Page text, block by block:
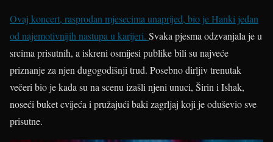
Ovaj koncert, rasprodan mjesecima unaprijed, bio je Hanki jedan
od najemotivnijih nastupa u karijeri. Svaka pjesma odzvanjala je u
srcima prisutnih, a iskreni osmijesi publike bili su najveće
priznanje za njen dugogodišnji trud. Posebno dirljiv trenutak
večeri bio je kada su na scenu izašli njeni unuci, Širin i Ishak,
noseći buket cvijeća i pružajući baki zagrljaj koji je oduševio sve
prisutne.